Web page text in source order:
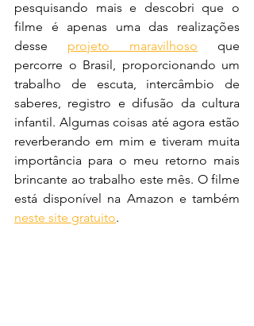
pesquisando mais e descobri que o
filme é apenas uma das realizações
desse projeto maravilhoso que
percorre o Brasil, proporcionando um
trabalho de escuta, intercâmbio de
saberes, registro e difusão da cultura
infantil. Algumas coisas até agora estão
reverberando em mim e tiveram muita
importância para o meu retorno mais
brincante ao trabalho este mês. O filme
neste site gratuito.